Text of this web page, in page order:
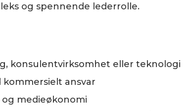
og spennende lederrolle.
konsulentvirksomhet eller teknologi
ansvar
medieøkonomi